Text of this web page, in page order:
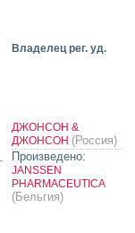
Владелец рег. уд.
ДЖОНСОН &
ДЖОНСОН (Россия)
Произведено:
JANSSEN
PHARMACEUTICA
(Бельгия)